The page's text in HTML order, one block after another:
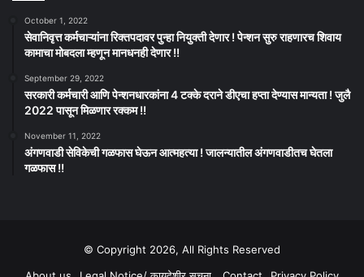
October 1, 2022
सेवानिवृत्त कर्मचाऱ्यांना रिक्तपदावर पुन्हा नियुक्ती देणार ! पेन्शन सुरु राहणारच शिवाय
कामाचा मोबदला म्हणून मानधनही देणार !!
September 29, 2022
सरकारी कर्मचारी आणि पेन्शनधारकांना 4 टक्के दराने डीएचा हप्ता देण्यास मान्यता ! जुलै
2022 पासून मिळणार रक्कम !!
November 11, 2022
अंगणवाडी सेविकेची गळफास घेऊन आत्महत्या ! जालन्यातील अंगणवाडीतच घेतला
गळफास !!
© Copyright 2026, All Rights Reserved